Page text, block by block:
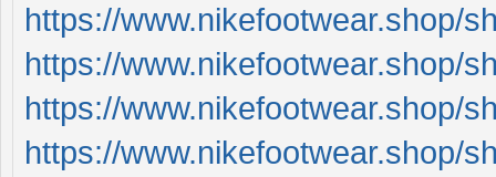
https://www.nikefootwear.shop/
https://www.nikefootwear.shop/
https://www.nikefootwear.shop/
https://www.nikefootwear.shop/